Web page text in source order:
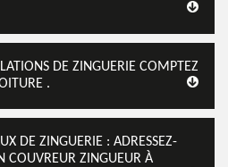
DE ZINGUERIE COMPTEZ
.
DE ZINGUERIE : ADRESSEZ-
COUVREUR ZINGUEUR À